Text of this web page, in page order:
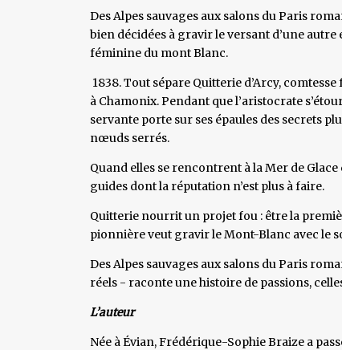
Des Alpes sauvages aux salons du Paris
bien décidées à gravir le versant d’une
féminine du mont Blanc.
1838. Tout sépare Quitterie d’Arcy,
à Chamonix. Pendant que l’aristocrate
servante porte sur ses épaules des secrets
nœuds serrés.
Quand elles se rencontrent à la Mer de
guides dont la réputation n’est plus à faire.
Quitterie nourrit un projet fou : être la
pionnière veut gravir le Mont-Blanc avec le
Des Alpes sauvages aux salons du Paris
réels - raconte une histoire de passions,
L’auteur
Née à Évian, Frédérique-Sophie Braize a